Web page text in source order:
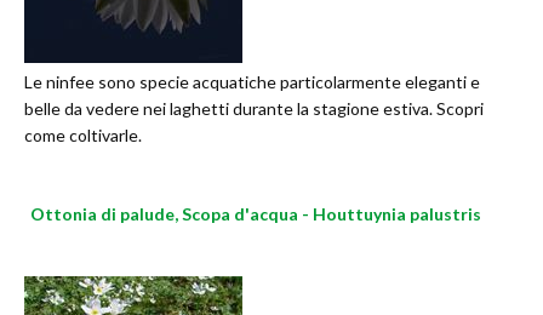
Le ninfee sono specie acquatiche particolarmente eleganti e
belle da vedere nei laghetti durante la stagione estiva. Scopri
come coltivarle.
Ottonia di palude, Scopa d'acqua - Houttuynia palustris